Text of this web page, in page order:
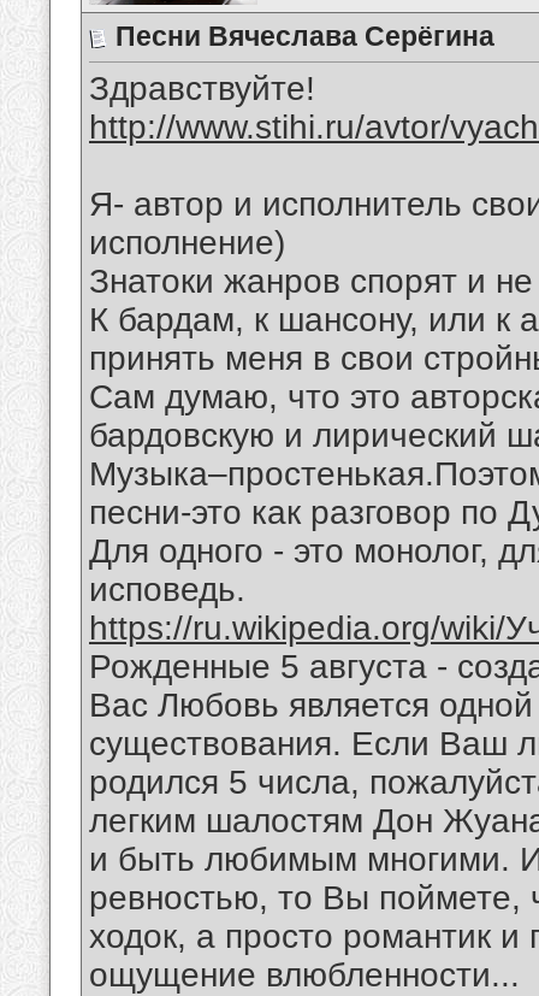
Песни Вячеслава Серёгина
Здравствуйте!
http://www.stihi.ru/avtor/
Я- автор и исполнитель
исполнение)
Знатоки жанров спорят и
К бардам, к шансону, или к
принять меня в свои
Сам думаю, что это
бардовскую и лирический
песни-это как разговор по
Для одного - это монолог,
исповедь.
https://ru.wikipedia.org/wiki/
Рожденные 5 августа -
Вас Любовь является
существования. Если
родился 5 числа,
легким шалостям Дон
и быть любимым многими.
ревностью, то Вы
ходок, а просто романтик и
ощущение влюбленности...